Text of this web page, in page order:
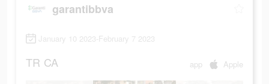
garantibbva
January 10 2023-February 7 2023
TR CA app Apple